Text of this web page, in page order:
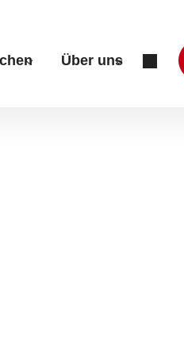
& Beratung"
"Aktuelles"
Submenu for
Über uns